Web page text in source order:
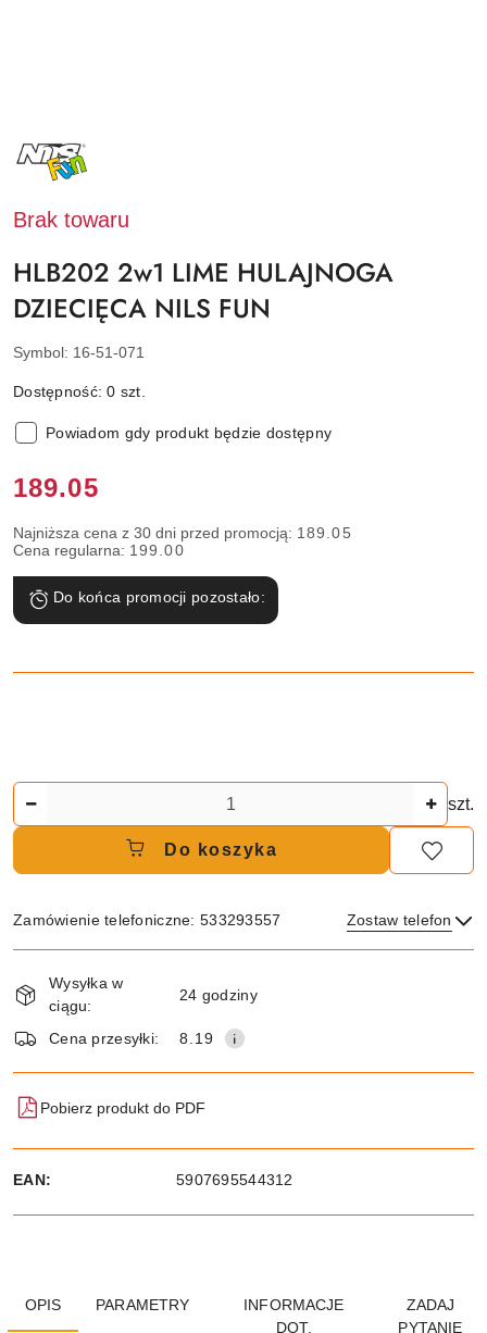
NAZWA
PRODUCENTA:
Brak towaru
HLB202 2w1 LIME HULAJNOGA
DZIECIĘCA NILS FUN
Symbol: 16-51-071
Dostępność:0 szt.
Powiadom gdy produkt będzie dostępny
Cena:
189.05
Najniższa cena z 30 dni przed promocją: 189.05
Cena regularna: 199.00
Do końca promocji pozostało:
szt.
Do koszyka
Zamówienie telefoniczne: 533293557 Zostaw telefon
i
dostawa
Wysyłka w
ciągu:
24 godziny
Cena przesyłki: 8.19
Pobierz produkt do PDF
EAN: 5907695544312
OPIS PARAMETRY
INFORMACJE
DOT.
ZADAJ
PYTANIE